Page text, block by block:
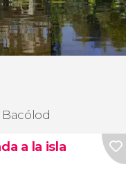
a la isla